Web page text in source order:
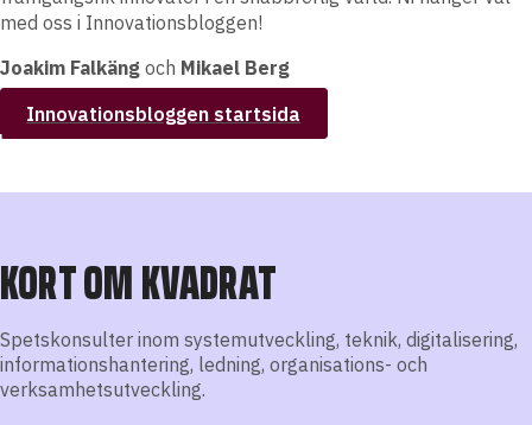
med oss i Innovationsbloggen!
Joakim Falkäng och Mikael Berg
Innovationsbloggen startsida
KORT OM KVADRAT
Spetskonsulter inom systemutveckling, teknik, digitalisering,
informationshantering, ledning, organisations- och
verksamhetsutveckling.